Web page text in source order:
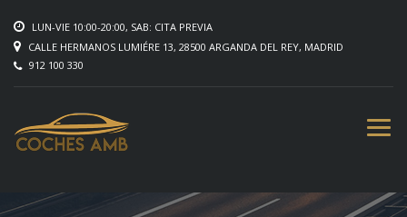
LUN-VIE 10:00-20:00, SAB: CITA PREVIA
CALLE HERMANOS LUMIÉRE 13, 28500 ARGANDA DEL REY, MADRID
912 100 330